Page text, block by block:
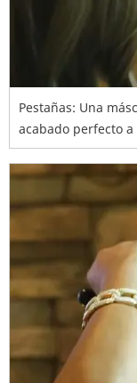
Pestañas: Una
acabado perfecto